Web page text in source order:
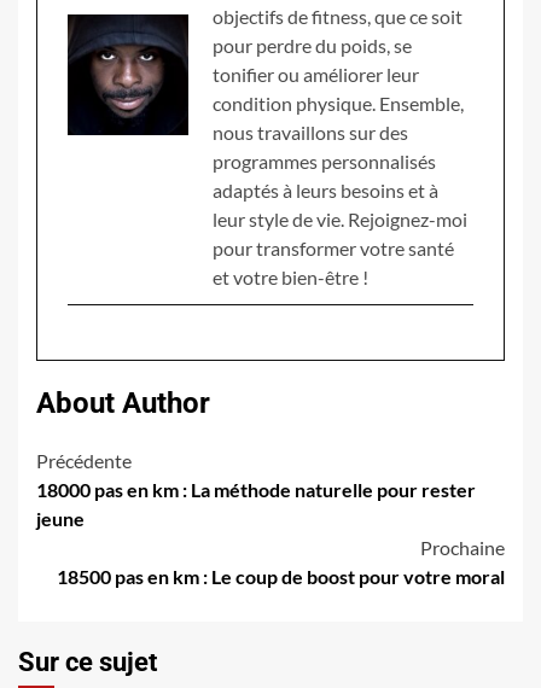
objectifs de fitness, que ce soit
pour perdre du poids, se
tonifier ou améliorer leur
condition physique. Ensemble,
nous travaillons sur des
programmes personnalisés
adaptés à leurs besoins et à
leur style de vie. Rejoignez-moi
pour transformer votre santé
et votre bien-être !
About Author
Navigation
d’article
Précédente
18000 pas en km : La méthode naturelle pour rester
jeune
Prochaine
18500 pas en km : Le coup de boost pour votre moral
Sur ce sujet